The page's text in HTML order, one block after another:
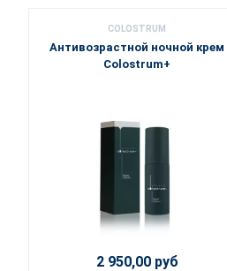
COLOSTRUM
Антивозрастной ночной крем
Colostrum+
2 950,00 руб